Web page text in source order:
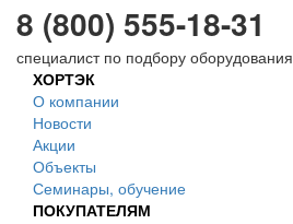
8 (800) 555-18-31
специалист по подбору оборудования
ХОРТЭК
О компании
Новости
Акции
Объекты
Семинары, обучение
ПОКУПАТЕЛЯМ